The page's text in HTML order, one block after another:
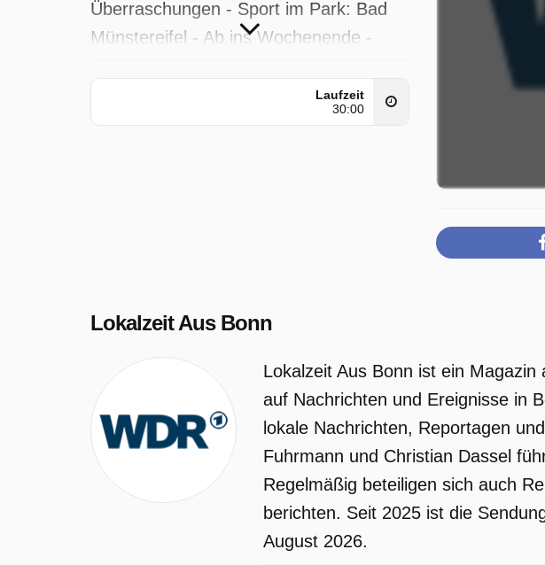
Überraschungen - Sport im Park: Bad
Münstereifel - Ab ins Wochenende -
Leuchtturm im Garten - WetterLaufzeit
30:00
Lokalzeit Aus Bonn
Lokalzeit Aus Bonn ist ein
auf Nachrichten und Ereignisse in
lokale Nachrichten, Reportagen
Fuhrmann und Christian Dassel
Regelmäßig beteiligen sich auch
berichten. Seit 2025 ist die
August 2026.